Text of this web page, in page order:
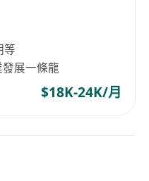
等
展一條龍
$18K-24K/月